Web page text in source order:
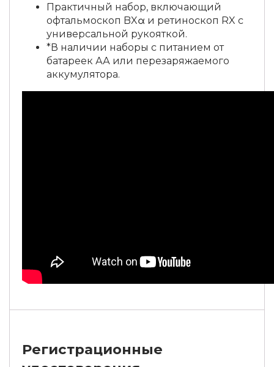
Практичный набор, включающий
офтальмоскоп BXα и ретиноскоп RX с
универсальной рукояткой.
*В наличии наборы с питанием от
батареек АА или перезаряжаемого
аккумулятора.
Регистрационные